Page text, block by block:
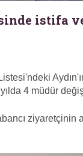
istifa
4 müdür